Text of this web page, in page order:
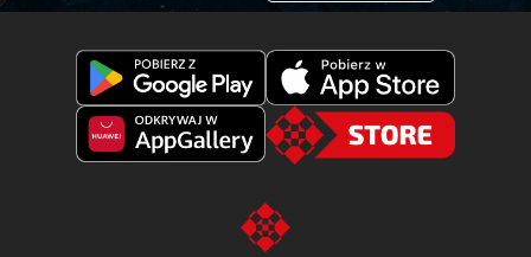
Pobierz
Fishing
Pobierz
Fishing
z
Apple
to
the